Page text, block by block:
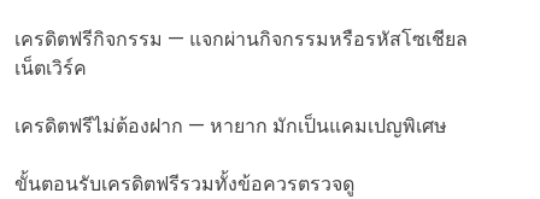
เครดิตฟรีกิจกรรม — แจกผ่านกิจกรรมหรือรหัสโซเชียล
เน็ตเวิร์ค
เครดิตฟรีไม่ต้องฝาก — หายาก มักเป็นแคมเปญพิเศษ
ขั้นตอนรับเครดิตฟรีรวมทั้งข้อควรตรวจดู